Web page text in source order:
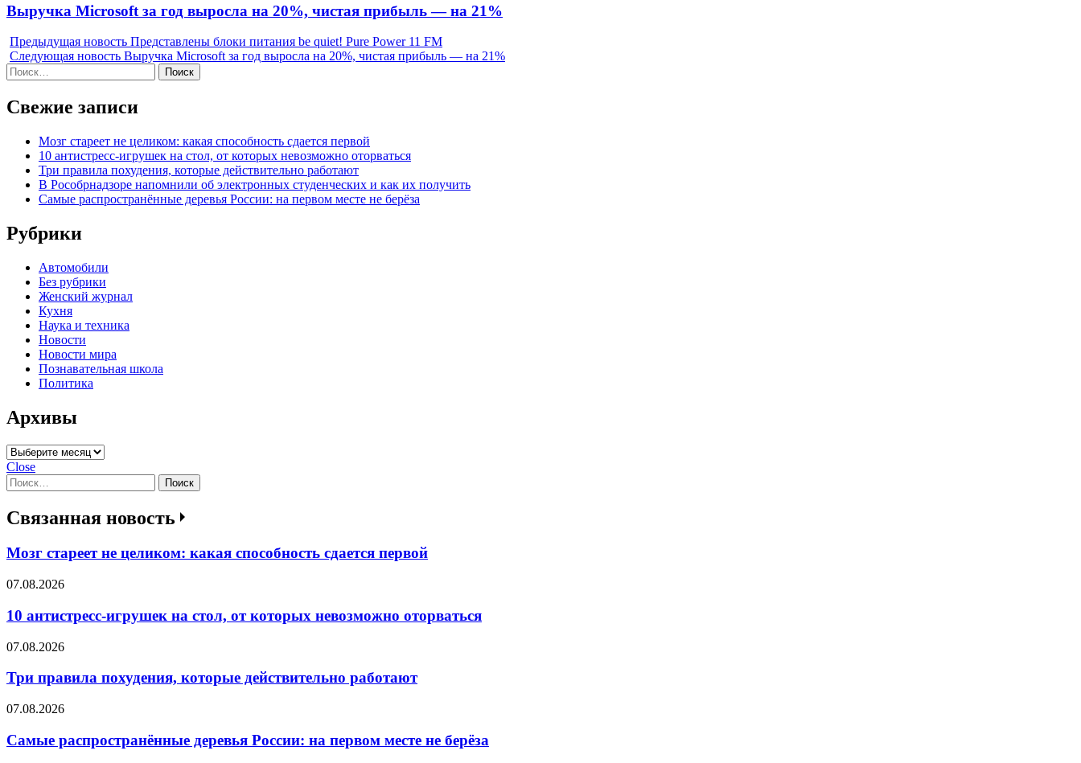
Next
post:
Выручка Microsoft за год выросла на 20%, чистая прибыль — на 21%
Предыдущая новость Представлены блоки питания be quiet! Pure Power 11 FM
Следующая новость Выручка Microsoft за год выросла на 20%, чистая прибыль — на 21%
Найти:
Свежие записи
Мозг стареет не целиком: какая способность сдается первой
10 антистресс-игрушек на стол, от которых невозможно оторваться
Три правила похудения, которые действительно работают
В Рособрнадзоре напомнили об электронных студенческих и как их получить
Самые распространённые деревья России: на первом месте не берёза
Рубрики
Автомобили
Без рубрики
Женский журнал
Кухня
Наука и техника
Новости
Новости мира
Познавательная школа
Политика
Архивы
Архивы
Close
Найти:
Связанная новость
Мозг стареет не целиком: какая способность сдается первой
07.08.2026
10 антистресс-игрушек на стол, от которых невозможно оторваться
07.08.2026
Три правила похудения, которые действительно работают
07.08.2026
Самые распространённые деревья России: на первом месте не берёза